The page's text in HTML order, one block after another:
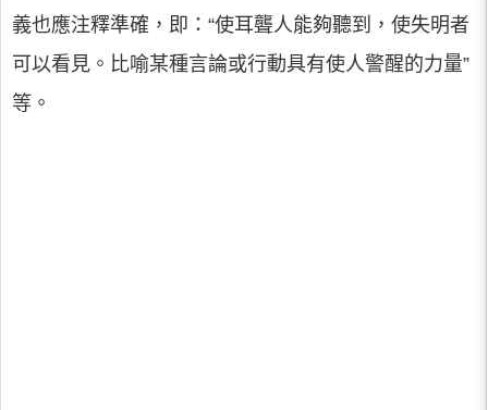
義也應注釋準確，即：“使耳聾人能夠聽到，使失明者
可以看見。比喻某種言論或行動具有使人警醒的力量”
等。